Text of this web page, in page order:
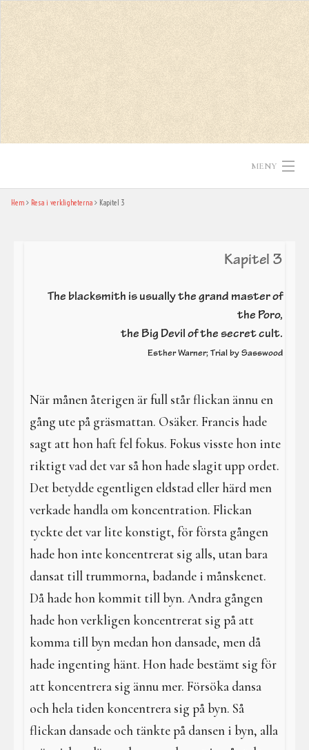
MENY
Hem
Resa i verkligheterna
Hem Resa i verkligheterna Kapitel 3
Kapitel 3
The blacksmith is usually the grand master of
the Poro,
the Big Devil of the secret cult.
Esther Warner; Trial by Sasswood
När månen återigen är full står flickan ännu en
gång ute på gräsmattan. Osäker. Francis hade
sagt att hon haft fel fokus. Fokus visste hon inte
riktigt vad det var så hon hade slagit upp ordet.
Det betydde egentligen eldstad eller härd men
verkade handla om koncentration. Flickan
tyckte det var lite konstigt, för första gången
hade hon inte koncentrerat sig alls, utan bara
dansat till trummorna, badande i månskenet.
Då hade hon kommit till byn. Andra gången
hade hon verkligen koncentrerat sig på att
komma till byn medan hon dansade, men då
hade ingenting hänt. Hon hade bestämt sig för
att koncentrera sig ännu mer. Försöka dansa
och hela tiden koncentrera sig på byn. Så
flickan dansade och tänkte på dansen i byn, alla